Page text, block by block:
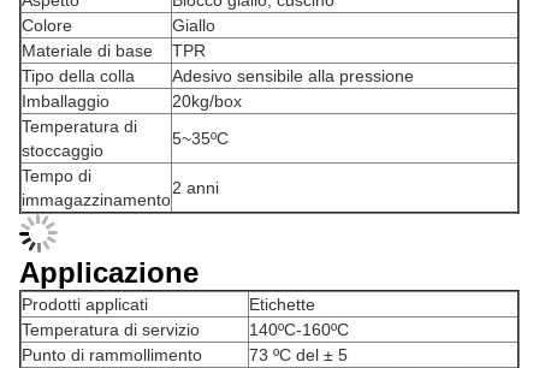
Colore
Giallo
Materiale di base
TPR
Tipo della colla
Adesivo sensibile alla pressione
Imballaggio
20kg/box
Temperatura di
stoccaggio
5~35ºC
Tempo di
immagazzinamento
2 anni
Applicazione
Prodotti applicati
Etichette
Temperatura di servizio
140ºC-160ºC
Punto di rammollimento
73 ºC del ± 5